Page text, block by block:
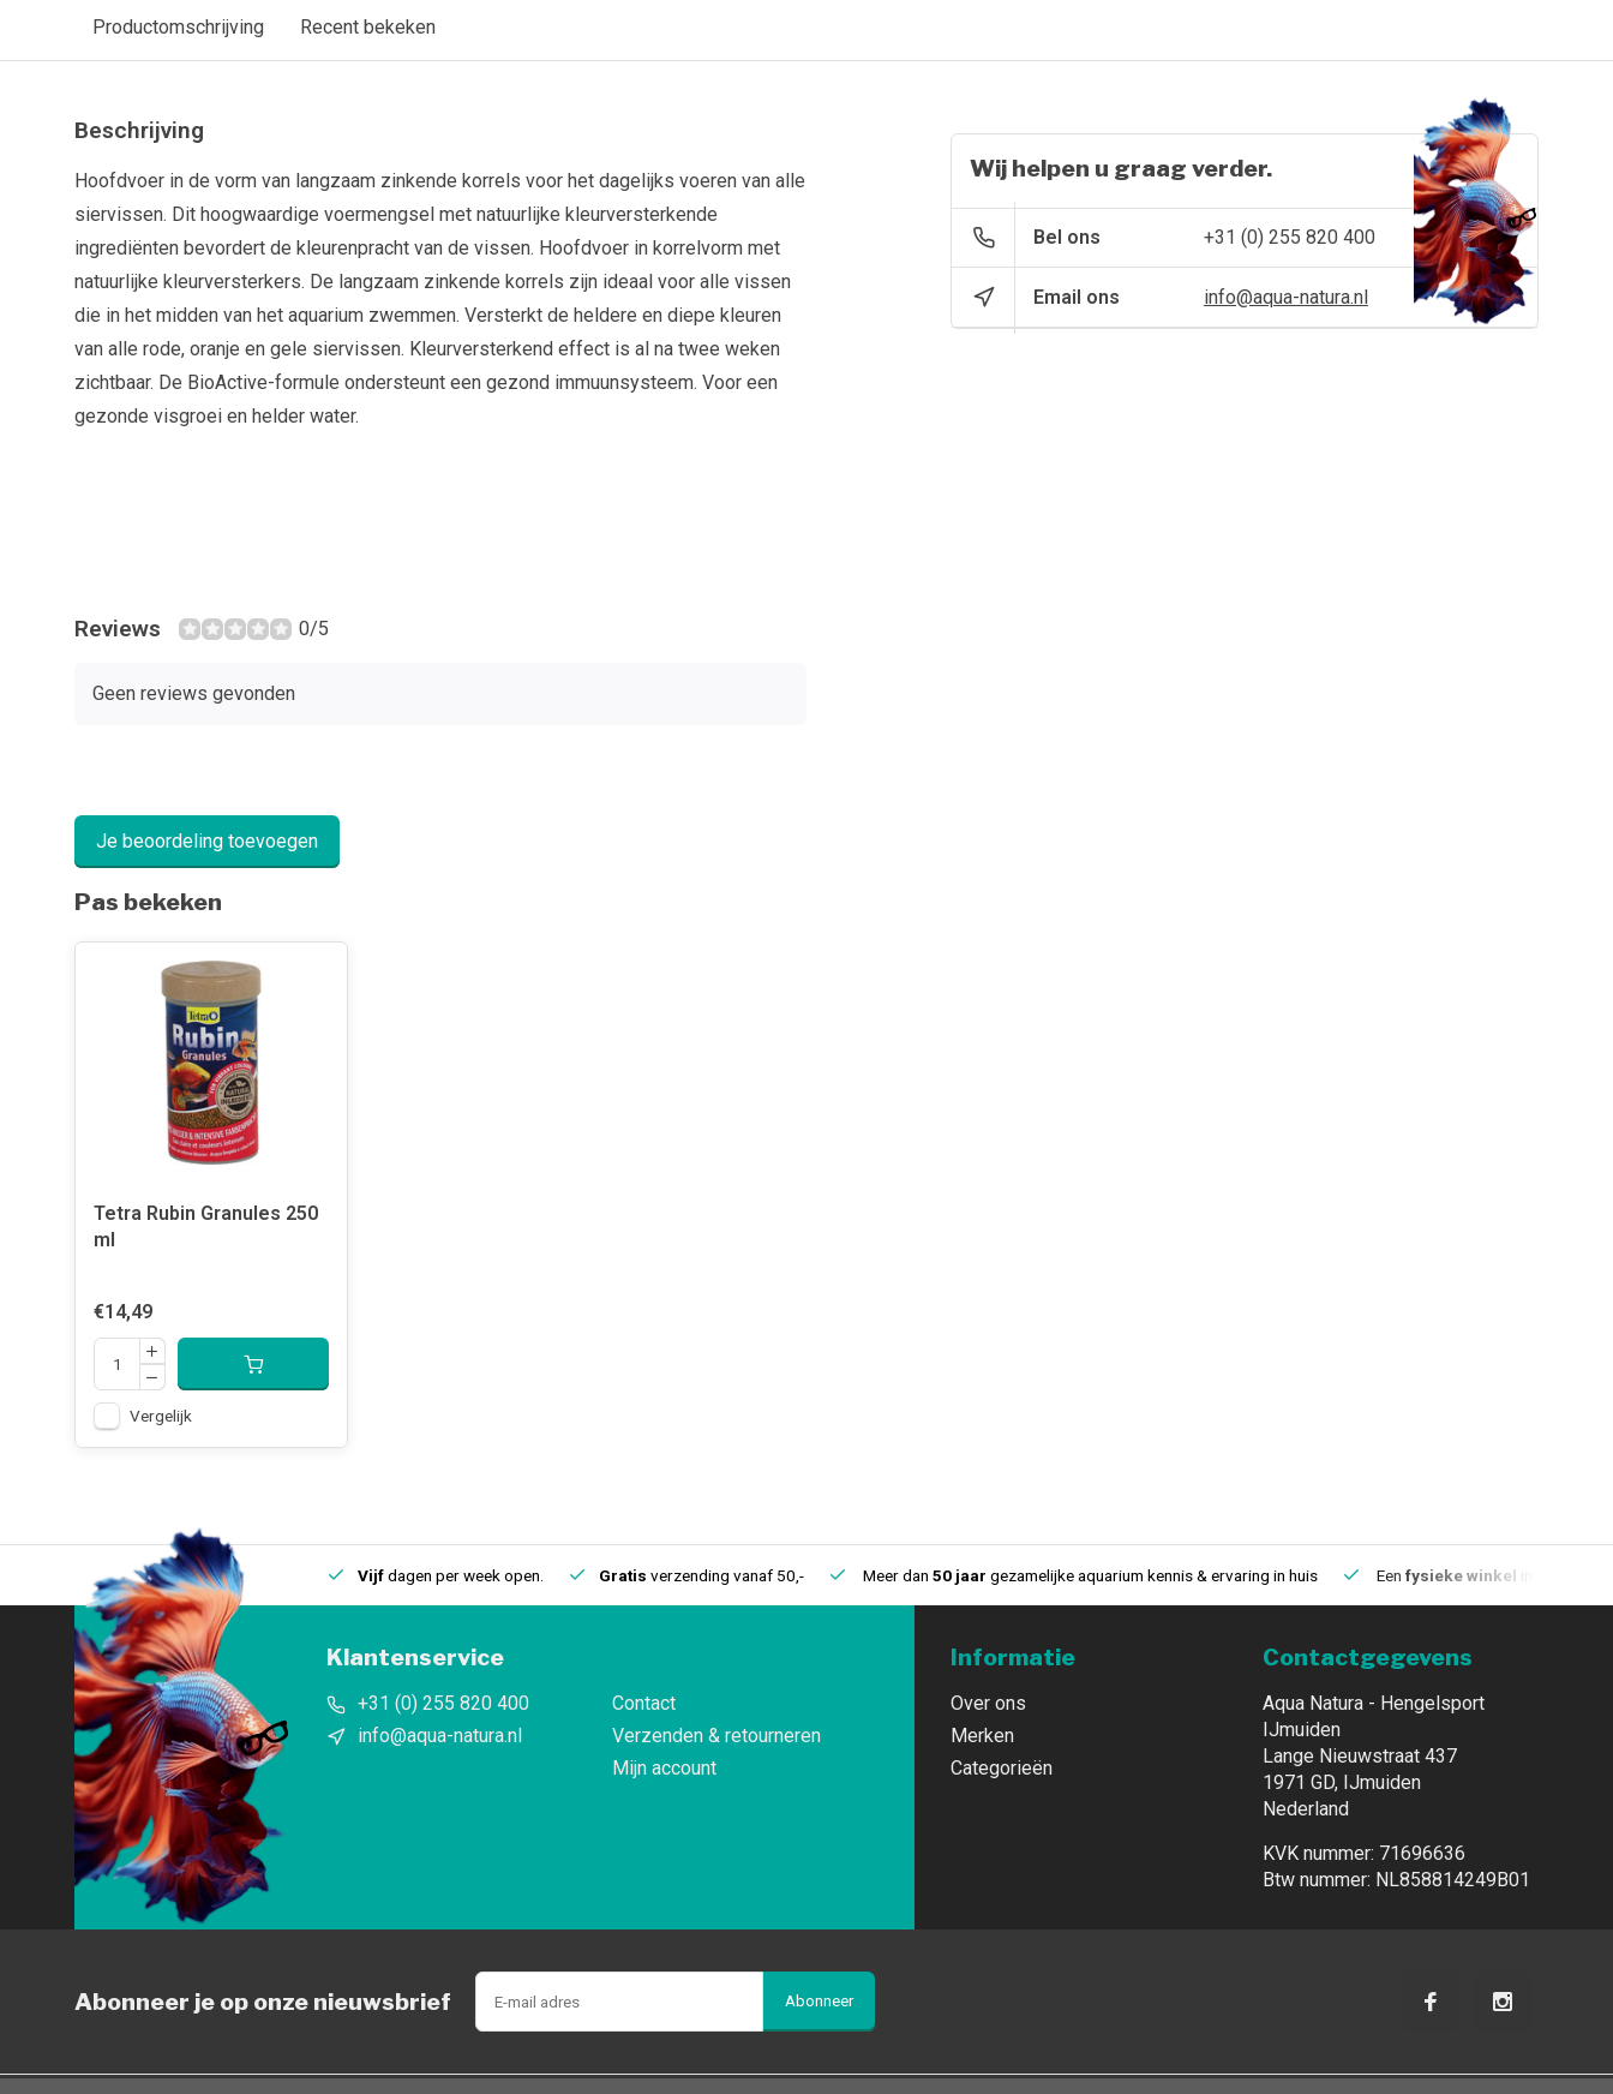
Productomschrijving Recent bekeken
Beschrijving
Hoofdvoer in de vorm van langzaam zinkende korrels voor het dagelijks voeren van alle
siervissen. Dit hoogwaardige voermengsel met natuurlijke kleurversterkende
ingrediënten bevordert de kleurenpracht van de vissen. Hoofdvoer in korrelvorm met
natuurlijke kleurversterkers. De langzaam zinkende korrels zijn ideaal voor alle vissen
die in het midden van het aquarium zwemmen. Versterkt de heldere en diepe kleuren
van alle rode, oranje en gele siervissen. Kleurversterkend effect is al na twee weken
zichtbaar. De BioActive-formule ondersteunt een gezond immuunsysteem. Voor een
gezonde visgroei en helder water.
Reviews 0/5
Geen reviews gevonden
Je beoordeling toevoegen
Wij helpen u graag verder.
Bel ons +31 (0) 255 820 400
Email ons info@aqua-natura.nl
Pas bekeken
Tetra Rubin Granules 250
ml
€14,49
Vergelijk
Eenfysieke winkelin IJmuiden Vijfdagen per week open. Gratis verzending vanaf 50,- Meer dan 50 jaar gezamelijke aquarium kennis & ervaring in huis Een fysieke winkel
Klantenservice
+31 (0) 255 820 400
info@aqua-natura.nl
Contact
Verzenden & retourneren
Mijn account
Informatie
Over ons
Merken
Categorieën
Contactgegevens
Aqua Natura - Hengelsport
IJmuiden
Lange Nieuwstraat 437
1971 GD, IJmuiden
Nederland
KVK nummer: 71696636
Btw nummer: NL858814249B01
Abonneer je op onze nieuwsbrief Abonneer